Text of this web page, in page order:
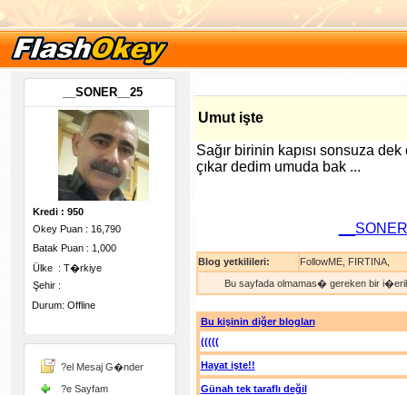
__SONER__25
Kredi : 950
Okey Puan : 16,790
Batak Puan : 1,000
Ülke : T�rkiye
Şehir :
Durum: Offline
?el Mesaj G�nder
?e Sayfam
Umut işte
Sağır birinin kapısı sonsuza
çıkar dedim umuda bak ...
Blog yetkilileri: FollowME, FIRTINA,
Bu sayfada olmamas� gereken bir
Bu kişinin diğer blogları
(((((
Hayat işte!!
Günah tek taraflı değil